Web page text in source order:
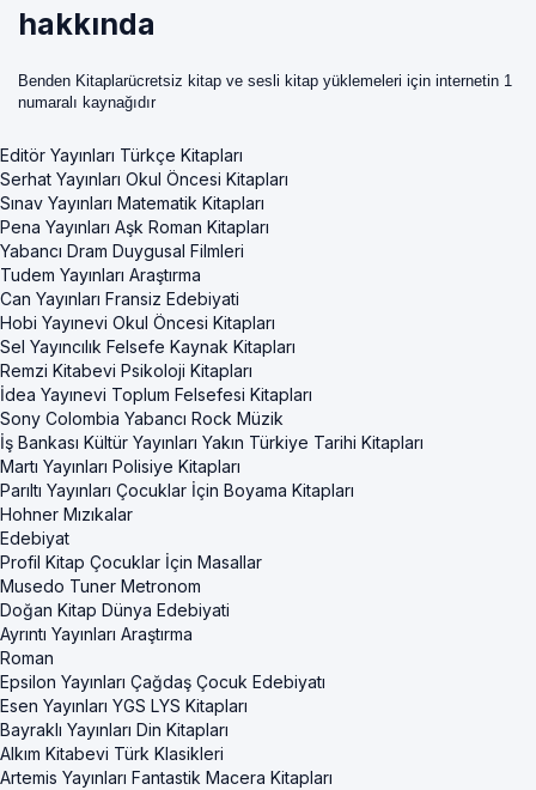
hakkında
Benden Kitaplarücretsiz kitap ve sesli kitap yüklemeleri için internetin 1
numaralı kaynağıdır
Editör Yayınları Türkçe Kitapları
Serhat Yayınları Okul Öncesi Kitapları
Sınav Yayınları Matematik Kitapları
Pena Yayınları Aşk Roman Kitapları
Yabancı Dram Duygusal Filmleri
Tudem Yayınları Araştırma
Can Yayınları Fransiz Edebiyati
Hobi Yayınevi Okul Öncesi Kitapları
Sel Yayıncılık Felsefe Kaynak Kitapları
Remzi Kitabevi Psikoloji Kitapları
İdea Yayınevi Toplum Felsefesi Kitapları
Sony Colombia Yabancı Rock Müzik
İş Bankası Kültür Yayınları Yakın Türkiye Tarihi Kitapları
Martı Yayınları Polisiye Kitapları
Parıltı Yayınları Çocuklar İçin Boyama Kitapları
Hohner Mızıkalar
Edebiyat
Profil Kitap Çocuklar İçin Masallar
Musedo Tuner Metronom
Doğan Kitap Dünya Edebiyati
Ayrıntı Yayınları Araştırma
Roman
Epsilon Yayınları Çağdaş Çocuk Edebiyatı
Esen Yayınları YGS LYS Kitapları
Bayraklı Yayınları Din Kitapları
Alkım Kitabevi Türk Klasikleri
Artemis Yayınları Fantastik Macera Kitapları